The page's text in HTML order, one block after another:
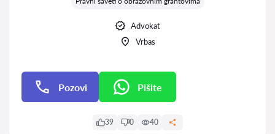
Advokat
Vrbas
Pozovi Pišite
39 0 40